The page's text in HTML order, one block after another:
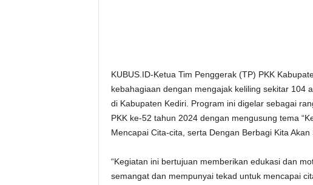
KUBUS.ID-Ketua Tim Penggerak (TP) PKK
kebahagiaan dengan mengajak keliling sekitar 104
di Kabupaten Kediri. Program ini digelar sebagai
PKK ke-52 tahun 2024 dengan mengusung tema
Mencapai Cita-cita, serta Dengan Berbagi Kita Akan
“Kegiatan ini bertujuan memberikan edukasi dan
semangat dan mempunyai tekad untuk mencapai